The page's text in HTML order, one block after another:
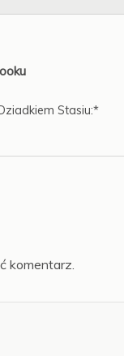
Stasiu:*
komentarz.